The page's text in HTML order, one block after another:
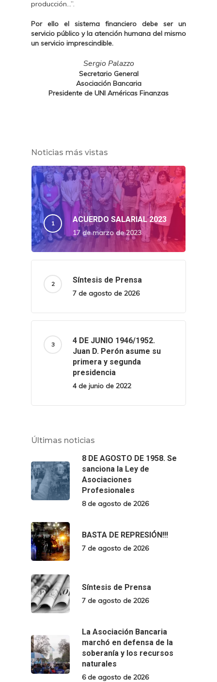
producción…”.
Por ello el sistema financiero debe ser un
servicio público y la atención humana del mismo
un servicio imprescindible.
Sergio Palazzo
Secretario General
Asociación Bancaria
Presidente de UNI Américas Finanzas
Noticias más vistas
ACUERDO SALARIAL 2023
17 de marzo de 2023
Síntesis de Prensa
7 de agosto de 2026
4 DE JUNIO 1946/1952.
Juan D. Perón asume su
primera y segunda
presidencia
4 de junio de 2022
Últimas noticias
8 DE AGOSTO DE 1958. Se
sanciona la Ley de
Asociaciones
Profesionales
8 de agosto de 2026
BASTA DE REPRESIÓN!!!
7 de agosto de 2026
Síntesis de Prensa
7 de agosto de 2026
La Asociación Bancaria
marchó en defensa de la
soberanía y los recursos
naturales
6 de agosto de 2026